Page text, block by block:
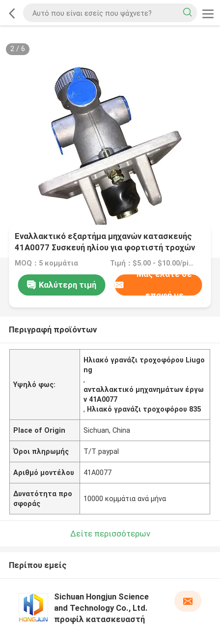
2/ 6
Εναλλακτικό εξαρτήμα μηχανών κατασκευής
41Α0077 Συσκευή ηλίου για φορτιστή τροχών
835
MOQ：5 κομμάτια Τιμή：$5.00 - $10.00/pieces
Καλύτερη τιμή
Μας ελάτε σε
επαφή με
Περιγραφή προϊόντων
Υψηλό φως:
Ηλιακό γρανάζι τροχοφόρου Liugo
ng
,
ανταλλακτικό μηχανημάτων έργω
ν 41A0077
, Ηλιακό γρανάζι τροχοφόρου 835
Place of Origin Sichuan, China
Όροι πληρωμής T/T paypal
Αριθμό μοντέλου 41Α0077
Δυνατότητα προ
σφοράς
10000 κομμάτια ανά μήνα
Δείτε περισσότερων
Περίπου εμείς
Sichuan Hongjun Science
and Technology Co., Ltd.
προφίλ κατασκευαστή